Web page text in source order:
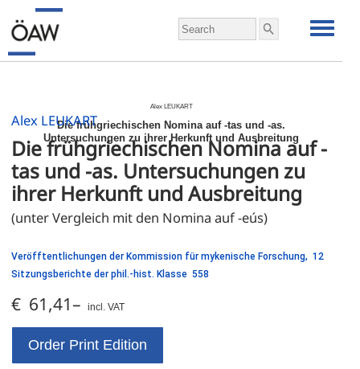
Alex LEUKART
Die frühgriechischen Nomina auf -tas und -as.
Untersuchungen zu ihrer Herkunft und Ausbreitung
Alex LEUKART
Die frühgriechischen Nomina auf -
tas und -as. Untersuchungen zu
ihrer Herkunft und Ausbreitung
(unter Vergleich mit den Nomina auf -eús)
Veröfftentlichungen der Kommission für mykenische Forschung, 12
Sitzungsberichte der phil.-hist. Klasse 558
€ 61,41– incl. VAT
Order Print Edition